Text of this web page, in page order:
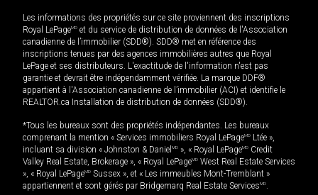
Les informations des propriétés sur ce site proviennent des inscriptions
Royal LePageMD et du service de distribution de données de l'Association
canadienne de l’immobilier (SDD®). SDD® met en référence des
inscriptions tenues par des agences immobilières autres que Royal
LePage et ses distributeurs. L'exactitude de l'information n'est pas
garantie et devrait être indépendamment vérifiée. La marque DDF®
appartient à l'Association canadienne de l’immobilier (ACI) et identifie le
REALTOR.ca Installation de distribution de données (SDD®).
*Tous les bureaux sont des propriétés indépendantes. Les bureaux
comprenant la mention « Services immobiliers Royal LePageMD Ltée »,
incluant sa division « Johnston & Daniel MD », « Royal LePageMD Credit
Valley Real Estate, Brokerage », « Royal LePageMD West Real Estate Services
», « Royal LePageMD Sussex », et « Les immeubles Mont-Tremblant »
appartiennent et sont gérés par Bridgemarq Real Estate ServicesMD.